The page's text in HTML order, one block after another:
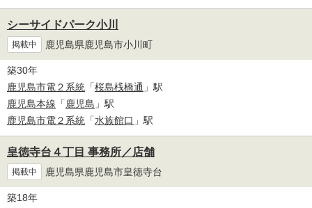
シーサイドパーク小川
掲載中 鹿児島県鹿児島市小川町
築30年
鹿児島市電２系統 「桜島桟橋通 」駅
鹿児島本線 「鹿児島 」駅
鹿児島市電２系統 「水族館口 」駅
皇徳寺台４丁目 事務所／店舗
掲載中 鹿児島県鹿児島市皇徳寺台
築18年